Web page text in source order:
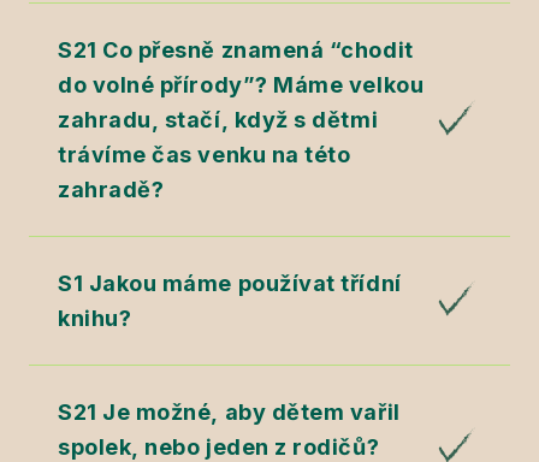
S21 Co přesně znamená “chodit
do volné přírody”? Máme velkou
zahradu, stačí, když s dětmi
trávíme čas venku na této
zahradě?
S1 Jakou máme používat třídní
knihu?
S21 Je možné, aby dětem vařil
spolek, nebo jeden z rodičů?